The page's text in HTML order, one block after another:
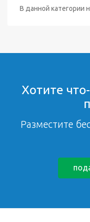
В данной категории
Хотите
Разместите